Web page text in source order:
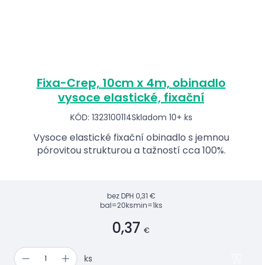
Fixa-Crep, 10cm x 4m, obinadlo
vysoce elastické, fixační
KÓD: 1323100114Skladom 10+ ks
Vysoce elastické fixační obinadlo s jemnou
pórovitou strukturou a tažností cca 100%.
bez DPH 0,31 €
bal=20ksmin=1ks
0,37 €
ks